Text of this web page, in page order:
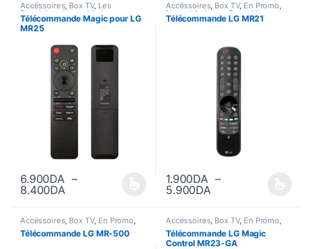
Accéssoires, Box TV, Les
Populaires Nouvel Arrivage
Smart Home
Télécommande Magic pour LG
MR25
6.900DA –
8.400DA Plage de prix : 6.900DA à 8.400DA
Ce produit a plusieurs variations. Les options peuvent être
Accéssoires, Box TV, En Promo,
Nouvel Arrivage Smart Home
Télécommande LG MR21
1.900DA –
5.900DA
Ce produit a plusieurs
Accéssoires, Box TV, En Promo,
Nouvel Arrivage Smart Home
Télécommande LG MR-500
Accéssoires, Box TV, En Promo,
Nouvel Arrivage Smart Home
Télécommande LG Magic
Control MR23-GA